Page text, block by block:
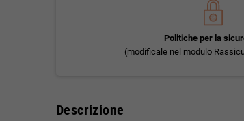
Politiche per la
(modificale nel modulo
Descrizione